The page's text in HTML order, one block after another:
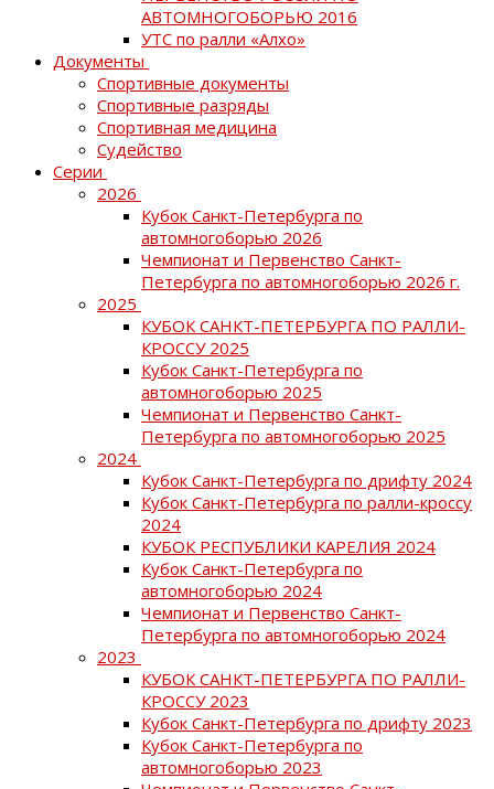
АВТОМНОГОБОРЬЮ 2016
УТС по ралли «Алхо»
Документы
Спортивные документы
Спортивные разряды
Спортивная медицина
Судейство
Серии
2026
Кубок Санкт-Петербурга по
автомногоборью 2026
Чемпионат и Первенство Санкт-
Петербурга по автомногоборью 2026 г.
2025
КУБОК САНКТ-ПЕТЕРБУРГА ПО РАЛЛИ-
КРОССУ 2025
Кубок Санкт-Петербурга по
автомногоборью 2025
Чемпионат и Первенство Санкт-
Петербурга по автомногоборью 2025
2024
Кубок Санкт-Петербурга по дрифту 2024
Кубок Санкт-Петербурга по ралли-кроссу
2024
КУБОК РЕСПУБЛИКИ КАРЕЛИЯ 2024
Кубок Санкт-Петербурга по
автомногоборью 2024
Чемпионат и Первенство Санкт-
Петербурга по автомногоборью 2024
2023
КУБОК САНКТ-ПЕТЕРБУРГА ПО РАЛЛИ-
КРОССУ 2023
Кубок Санкт-Петербурга по дрифту 2023
Кубок Санкт-Петербурга по
автомногоборью 2023